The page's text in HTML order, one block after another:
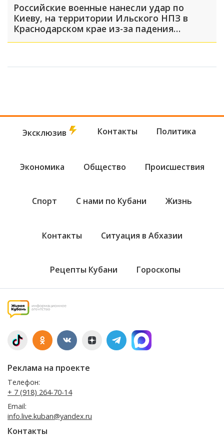
Российские военные нанесли удар по
Киеву, на территории Ильского НПЗ в
Краснодарском крае из-за падения
обломков БПЛА пострадали пять человек:
Эксклюзив Контакты Политика
Экономика Общество Происшествия
Спорт С нами по Кубани Жизнь
Контакты Ситуация в Абхазии
Рецепты Кубани Гороскопы
Реклама на проекте
Телефон:
+ 7 (918) 264-70-14
Email:
info.live.kuban@yandex.ru
Контакты